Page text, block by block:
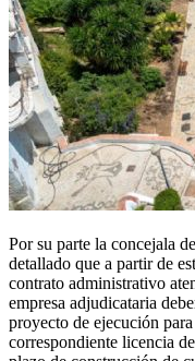
Por su parte la concejala
detallado que a partir de
contrato administrativo
empresa adjudicataria
proyecto de ejecución
correspondiente licencia